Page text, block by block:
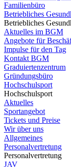
Familienbüro
Betriebliches
Betriebliches
Aktuelles im BGM
Angebote für
Impulse für den Tag
Kontakt BGM
Graduiertenzentrum
Gründungsbüro
Hochschulsport
Hochschulsport
Aktuelles
Sportangebot
Tickets und Preise
Wir über uns
Allgemeines
Personalvertretung
Personalvertretung
JAV